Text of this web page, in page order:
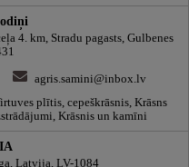
4. km, Stradu pagasts, Gulbenes
agris.samini@inbox.lv
plītis, cepeškrāsnis, Krāsns
Krāsnis un kamīni
Latvija, LV-1084